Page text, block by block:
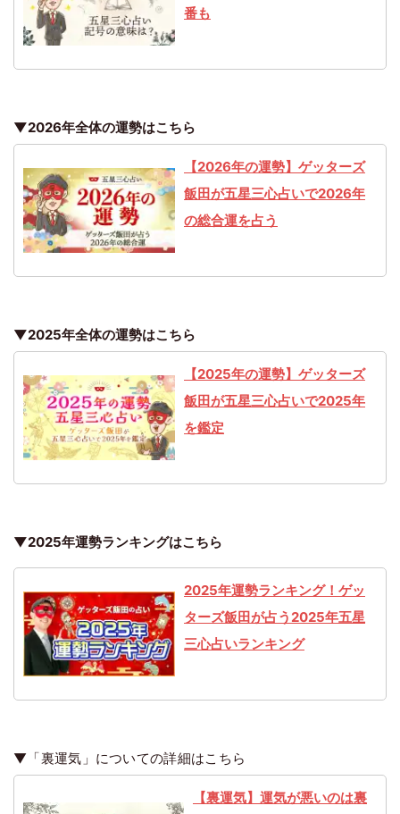
番も
▼2026年全体の運勢はこちら
【2026年の運勢】ゲッターズ
飯田が五星三心占いで2026年
の総合運を占う
▼2025年全体の運勢はこちら
【2025年の運勢】ゲッターズ
飯田が五星三心占いで2025年
を鑑定
▼2025年運勢ランキングはこちら
2025年運勢ランキング！ゲッ
ターズ飯田が占う2025年五星
三心占いランキング
▼「裏運気」についての詳細はこちら
【裏運気】運気が悪いのは裏